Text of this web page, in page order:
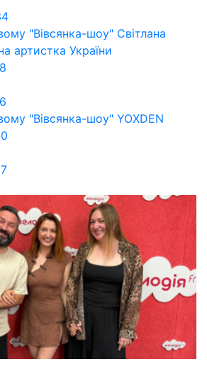
"Вівсянка-шоу" Cвітлана
артистка України
"Вівсянка-шоу" YOXDEN